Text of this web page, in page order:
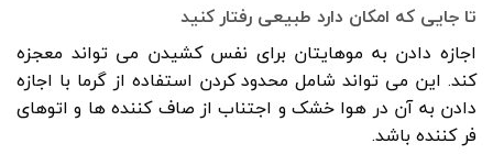
تا جایی که امکان دارد طبیعی رفتار کنید
اجازه دادن به موهایتان برای نفس کشیدن می تواند معجزه
کند. این می تواند شامل محدود کردن استفاده از گرما با اجازه
دادن به آن در هوا خشک و اجتناب از صاف کننده ها و اتوهای
فر کننده باشد.